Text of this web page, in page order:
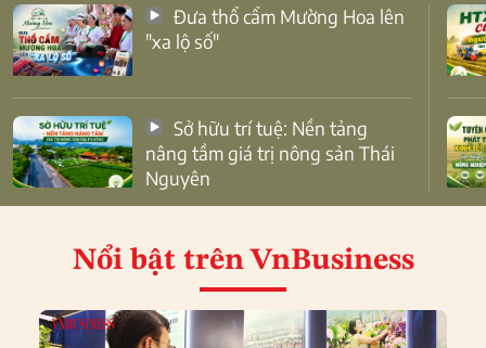
"xa lộ số"
nâng tầm giá trị nông sản Thái
Nguyên
Nổi bật trên VnBusiness